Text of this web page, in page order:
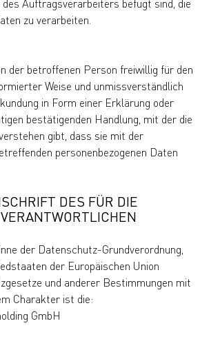
Auftragsverarbeiters befugt sind, die
zu verarbeiten.
der betroffenen Person freiwillig für den
Weise und unmissverständlich
in Form einer Erklärung oder
bestätigenden Handlung, mit der die
gibt, dass sie mit der
personenbezogenen Daten
DES FÜR DIE
der Datenschutz-Grundverordnung,
der Europäischen Union
und anderer Bestimmungen mit
Charakter ist die:
GmbH